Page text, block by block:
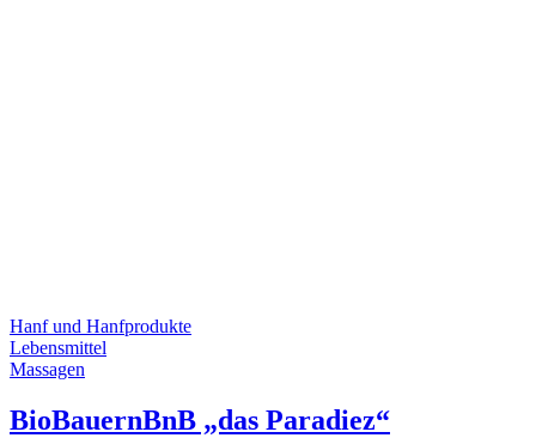
Hanf und Hanfprodukte
Lebensmittel
Massagen
BioBauernBnB „das Paradiez“